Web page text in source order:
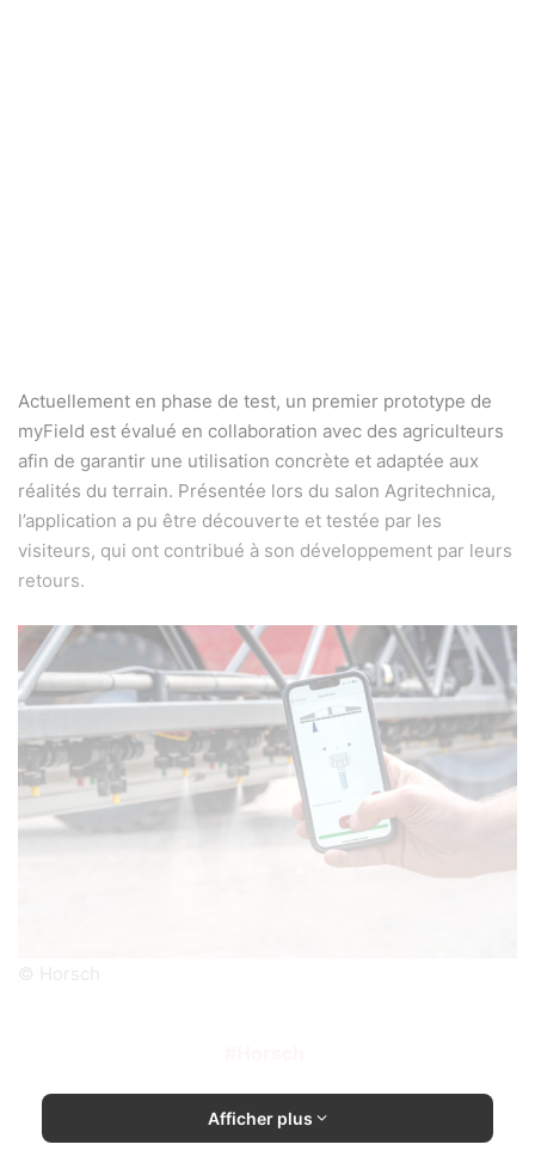
Actuellement en phase de test, un premier prototype de
myField est évalué en collaboration avec des agriculteurs
afin de garantir une utilisation concrète et adaptée aux
réalités du terrain. Présentée lors du salon Agritechnica,
l’application a pu être découverte et testée par les
visiteurs, qui ont contribué à son développement par leurs
retours.
© Horsch
Afficher plus